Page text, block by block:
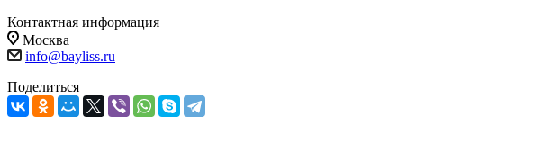
Контактная информация
Москва
info@bayliss.ru
Поделиться